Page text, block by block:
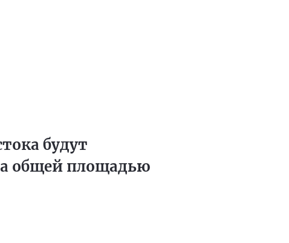
будут
общей площадью